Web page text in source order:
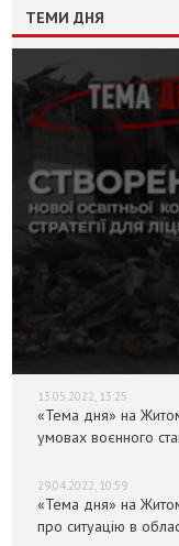
ТЕМИ ДНЯ
13.05.2022, 13:25
«Тема дня» на
умовах воєнного
29.04.2022, 10:59
«Тема дня» на
про ситуацію в